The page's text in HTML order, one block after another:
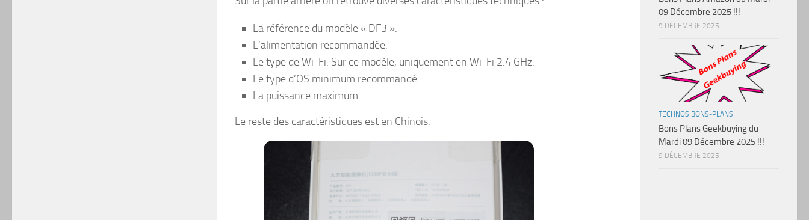
La référence du modèle « DF3 ».
L’alimentation recommandée.
Le type de Wi-Fi. Sur ce modèle, uniquement en Wi-Fi 2.4 GHz.
Le type d’OS minimum recommandé.
La puissance maximum.
Le reste des caractéristiques est en Chinois.
09 Décembre 2025 !!!
9 DÉCEMBRE 2025
TECHNOS BONS-PLANS
Bons Plans Geekbuying du
Mardi 09 Décembre 2025 !!!
9 DÉCEMBRE 2025